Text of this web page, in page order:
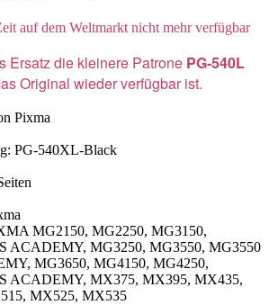
auf dem Weltmarkt nicht mehr verfügbar
Ersatz die kleinere Patrone PG-540L
Original wieder verfügbar ist.
Pixma
PG-540XL-Black
MG2150, MG2250, MG3150,
ACADEMY, MG3250, MG3550, MG3550
MG3650, MG4150, MG4250,
ACADEMY, MX375, MX395, MX435,
MX525, MX535